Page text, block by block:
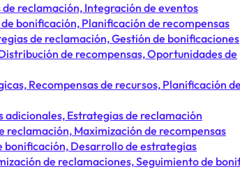
reclamación, Integración de eventos
bonificación, Planificación de recompensas
de reclamación, Gestión de bonificaciones
de recompensas, Oportunidades de
Recompensas de recursos, Planificación de
adicionales, Estrategias de reclamación
reclamación, Maximización de recompensas
bonificación, Desarrollo de estrategias
de reclamaciones, Seguimiento de